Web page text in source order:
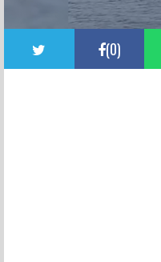
(0)